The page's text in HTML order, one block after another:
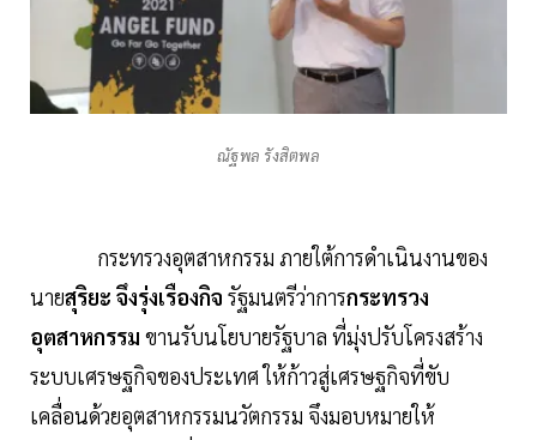
ณัฐพล รังสิตพล
กระทรวงอุตสาหกรรม ภายใต้การดำเนินงานของ
นายสุริยะ จึงรุ่งเรืองกิจ รัฐมนตรีว่าการกระทรวง
อุตสาหกรรม ขานรับนโยบายรัฐบาล ที่มุ่งปรับโครงสร้าง
ระบบเศรษฐกิจของประเทศ ให้ก้าวสู่เศรษฐกิจที่ขับ
เคลื่อนด้วยอุตสาหกรรมนวัตกรรม จึงมอบหมายให้